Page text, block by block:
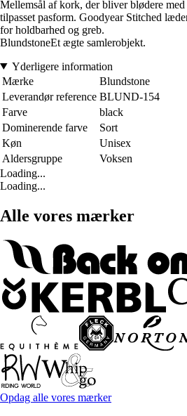
Mellemsål af kork, der bliver blødere med
tilpasset pasform. Goodyear Stitched
for holdbarhed og greb.
BlundstoneEt ægte samlerobjekt.
Yderligere information
Mærke
Blundstone
Leverandør reference BLUND-154
Farve
black
Dominerende farve
Sort
Køn
Unisex
Aldersgruppe
Voksen
Loading...
Loading...
Alle vores mærker
Opdag alle vores mærker